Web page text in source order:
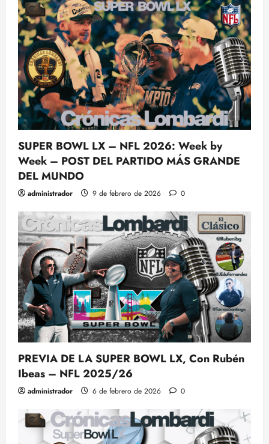
SUPER BOWL LX – NFL 2026: Week by
Week – POST DEL PARTIDO MÁS GRANDE
DEL MUNDO
administrador 9 de febrero de 2026 0
PREVIA DE LA SUPER BOWL LX, Con Rubén
Ibeas – NFL 2025/26
administrador 6 de febrero de 2026 0